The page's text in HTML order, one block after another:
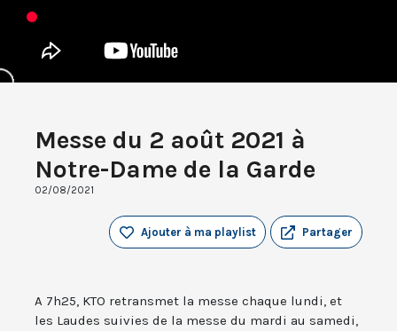
Messe du 2 août 2021 à
Notre-Dame de la Garde
02/08/2021
Partager
Ajouter à ma playlist
A 7h25, KTO retransmet la messe chaque lundi, et
les Laudes suivies de la messe du mardi au samedi,